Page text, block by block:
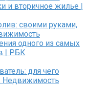
и вторичное жилье |
своими руками,
одного из самых
| РБК
для чего
Недвижимость